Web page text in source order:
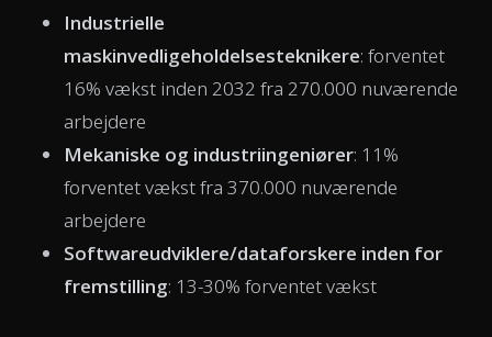
Industrielle
maskinvedligeholdelsesteknikere: forventet
16% vækst inden 2032 fra 270.000 nuværende
arbejdere
Mekaniske og industriingeniører: 11%
forventet vækst fra 370.000 nuværende
arbejdere
Softwareudviklere/dataforskere inden for
fremstilling: 13-30% forventet vækst